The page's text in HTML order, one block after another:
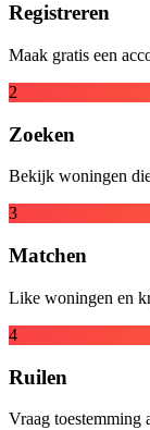
Registreren
Maak gratis een
2
Zoeken
Bekijk woningen
3
Matchen
Like woningen en
4
Ruilen
Vraag toestemming